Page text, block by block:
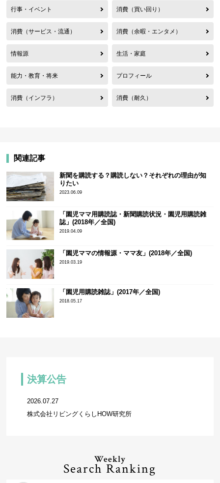
行事・イベント 消費（買い回り）
消費（サービス・流通） 消費（余暇・エンタメ）
情報源 生活・家庭
能力・教育・将来 プロフィール
消費（インフラ） 消費（耐久）
関連記事
新聞を購読する？購読しない？それぞれの理由が知
りたい
2023.06.09
「園児ママ用購読誌・新聞購読状況・園児用購読雑
誌」(2018年／全国)
2019.04.09
「園児ママの情報源・ママ友」(2018年／全国)
2019.03.19
「園児用購読雑誌」(2017年／全国)
2018.05.17
決算公告
2026.07.27
株式会社リビングくらしHOW研究所
Weekly
Search Ranking